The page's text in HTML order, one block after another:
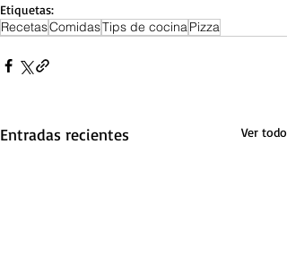
Etiquetas:
RecetasComidasTips de cocinaPizza
Entradas recientes Ver todo